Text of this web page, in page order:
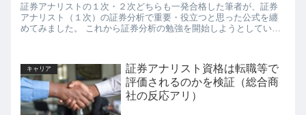
証券アナリストの１次・２次どちらも一発合格した筆者が、証券
アナリスト（１次）の証券分析で重要・役立つと思った公式を纏
めてみました。 これから証券分析の勉強を開始しようとしてい
キャリア
証券アナリスト資格は転職等で
評価されるのかを検証（総合商
社の反応アリ）